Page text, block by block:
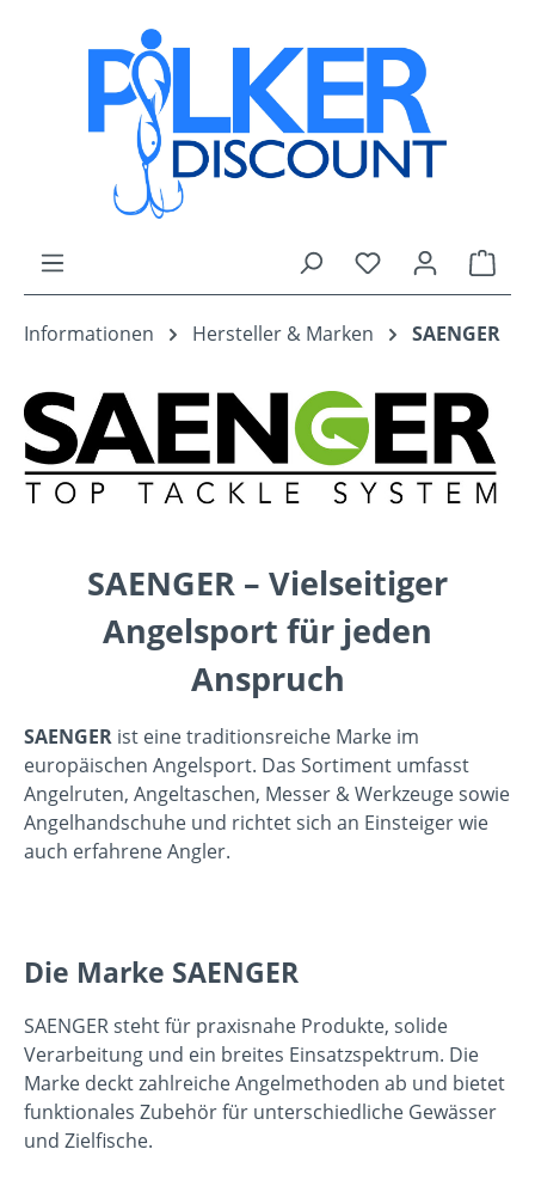
Zum Hauptinhalt springen
Du hast 0
Informationen Hersteller & Marken SAENGER
SAENGER – Vielseitiger
Angelsport für jeden
Anspruch
SAENGER ist eine traditionsreiche Marke im
europäischen Angelsport. Das Sortiment umfasst
Angelruten, Angeltaschen, Messer & Werkzeuge sowie
Angelhandschuhe und richtet sich an Einsteiger wie
auch erfahrene Angler.
Die Marke SAENGER
SAENGER steht für praxisnahe Produkte, solide
Verarbeitung und ein breites Einsatzspektrum. Die
Marke deckt zahlreiche Angelmethoden ab und bietet
funktionales Zubehör für unterschiedliche Gewässer
und Zielfische.